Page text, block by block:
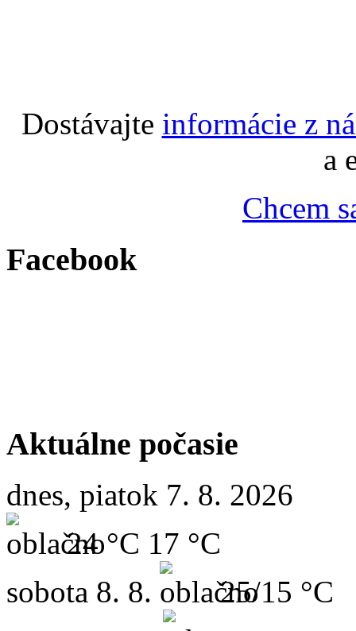
Dostávajte informácie z
a
Chcem
Facebook
Aktuálne počasie
dnes, piatok 7. 8. 2026
24 °C 17 °C
sobota 8. 8. 25/15 °C